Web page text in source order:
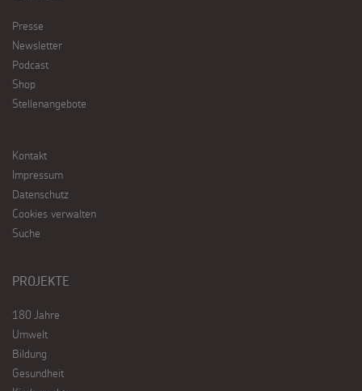
Presse
Newsletter
Podcast
Shop
Stellenangebote
Kontakt
Impressum
Datenschutz
Cookies verwalten
Suche
PROJEKTE
180 Jahre
Umwelt
Bildung
Gesundheit